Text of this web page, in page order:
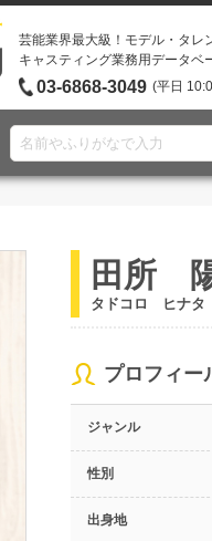
芸能業界最大級！モデル・タレ
キャスティング業務用データベ
03-6868-3049 (平日
田所
タドコロ ヒナタ
プロフィー
ジャンル
性別
出身地